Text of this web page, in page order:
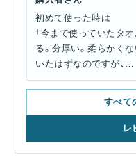
初めて使った時は
「今まで使っていたタ
る。分厚い。柔らかく
いたはずなのですが、
いつのまにか、この肌
柔らかくフワフワして
いようなタオルケット
います。
私は、スリスリした時
すべて
レ